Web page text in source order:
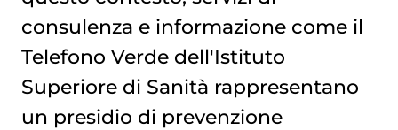
consulenza e informazione come il
Telefono Verde dell'Istituto
Superiore di Sanità rappresentano
un presidio di prevenzione